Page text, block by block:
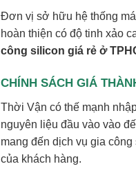
Đơn vị sở hữu hệ thống
hoàn thiện có độ tinh xảo
công silicon giá rẻ ở
CHÍNH SÁCH GIÁ
Thời Vận có thế mạnh
nguyên liệu đầu vào vào
mang đến dịch vụ gia
của khách hàng.